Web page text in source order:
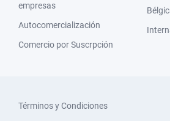
empresas
Autocomercialización
Comercio por Suscrpción
Términos y Condiciones